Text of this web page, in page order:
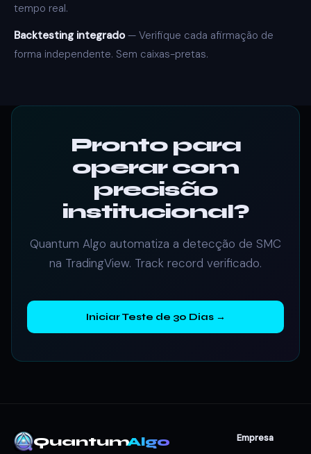
tempo real.
Backtesting integrado— Verifique cada afirmação de
forma independente. Sem caixas-pretas.
Pronto para
operar com
precisão
institucional?
Quantum Algo automatiza a detecção de SMC
na TradingView. Track record verificado.
Iniciar Teste de 30 Dias →
QuantumAlgo Empresa